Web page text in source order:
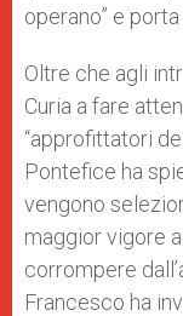
operano” e
Oltre che agli
Curia a fare
“approfittatori
Pontefice ha
vengono
maggior vigore
corrompere
Francesco ha